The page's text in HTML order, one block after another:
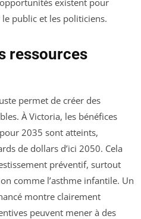
public et les politiciens.
ressources
permet de créer des
À Victoria, les bénéfices
2035 sont atteints,
de dollars d’ici 2050. Cela
préventif, surtout
comme l’asthme infantile. Un
montre clairement
peuvent mener à des